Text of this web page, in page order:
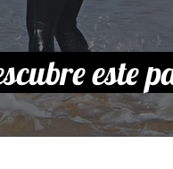
este